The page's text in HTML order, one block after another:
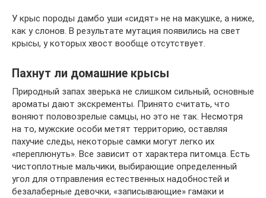
У крыс породы дамбо уши «сидят» не на макушке, а ниже,
как у слонов. В результате мутация появились на свет
крысы, у которых хвост вообще отсутствует.
Пахнут ли домашние крысы
Природный запах зверька не слишком сильный, основные
ароматы дают экскременты. Принято считать, что
воняют половозрелые самцы, но это не так. Несмотря
на то, мужские особи метят территорию, оставляя
пахучие следы, некоторые самки могут легко их
«переплюнуть». Все зависит от характера питомца. Есть
чистоплотные мальчики, выбирающие определенный
угол для отправления естественных надобностей и
безалаберные девочки, «записывающие» гамаки и